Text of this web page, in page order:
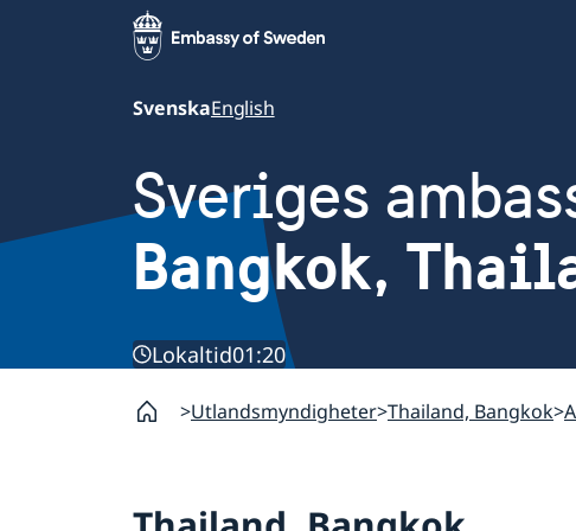
SvenskaEnglish
Sveriges
Bangkok,
Lokaltid01:20
Utlandsmyndigheter Thailand, Bangkok